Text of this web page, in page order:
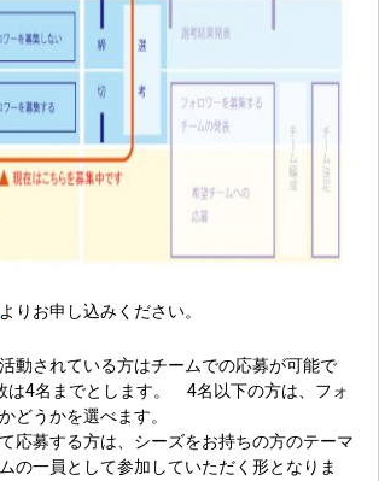
よりお申し込みください。
動されている方はチームでの応募が可能で
は4名までとします。 4名以下の方は、フォ
どうかを選べます。
応募する方は、シーズをお持ちの方のテーマ
の一員として参加していただく形となりま